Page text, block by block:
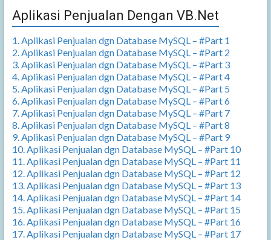
Aplikasi Penjualan Dengan VB.Net
1. Aplikasi Penjualan dgn Database MySQL – #Part 1
2. Aplikasi Penjualan dgn Database MySQL – #Part 2
3. Aplikasi Penjualan dgn Database MySQL – #Part 3
4. Aplikasi Penjualan dgn Database MySQL – #Part 4
5. Aplikasi Penjualan dgn Database MySQL – #Part 5
6. Aplikasi Penjualan dgn Database MySQL – #Part 6
7. Aplikasi Penjualan dgn Database MySQL – #Part 7
8. Aplikasi Penjualan dgn Database MySQL – #Part 8
9. Aplikasi Penjualan dgn Database MySQL – #Part 9
10. Aplikasi Penjualan dgn Database MySQL – #Part 10
11. Aplikasi Penjualan dgn Database MySQL – #Part 11
12. Aplikasi Penjualan dgn Database MySQL – #Part 12
13. Aplikasi Penjualan dgn Database MySQL – #Part 13
14. Aplikasi Penjualan dgn Database MySQL – #Part 14
15. Aplikasi Penjualan dgn Database MySQL – #Part 15
16. Aplikasi Penjualan dgn Database MySQL – #Part 16
17. Aplikasi Penjualan dgn Database MySQL – #Part 17